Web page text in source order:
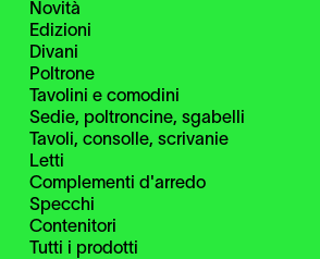
Novità
Edizioni
Divani
Poltrone
Tavolini e comodini
Sedie, poltroncine, sgabelli
Tavoli, consolle, scrivanie
Letti
Complementi d'arredo
Specchi
Contenitori
Tutti i prodotti